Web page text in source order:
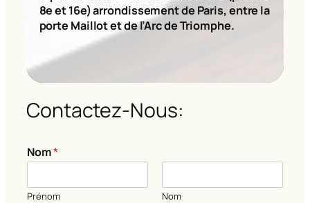
8e et 16e) arrondissement de Paris, entre la
porte Maillot et de l’Arc de Triomphe.
Contactez-Nous:
o
u
C
Nom*
Prénom Nom